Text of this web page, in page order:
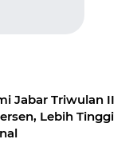
Jabar Triwulan II
Lebih Tinggi